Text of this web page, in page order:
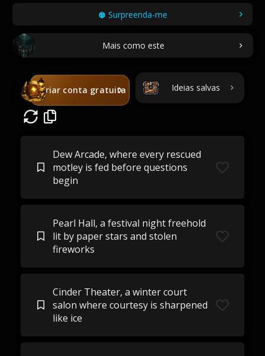
Surpreenda-me
Mais como este
Criar conta gratuita Ideias salvas
Dew Arcade, where every rescued
motley is fed before questions
begin
Pearl Hall, a festival night freehold
lit by paper stars and stolen
fireworks
Cinder Theater, a winter court
salon where courtesy is sharpened
like ice